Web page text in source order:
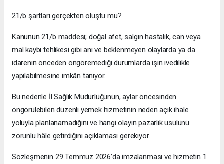
21/b şartları gerçekten oluştu mu?
Kanunun 21/b maddesi; doğal afet, salgın hastalık, can veya
mal kaybı tehlikesi gibi ani ve beklenmeyen olaylarda ya da
idarenin önceden öngöremediği durumlarda işin ivedilikle
yapılabilmesine imkân tanıyor.
Bu nedenle İl Sağlık Müdürlüğünün, aylar öncesinden
öngörülebilen düzenli yemek hizmetinin neden açık ihale
yoluyla planlanamadığını ve hangi olayın pazarlık usulünü
zorunlu hâle getirdiğini açıklaması gerekiyor.
Sözleşmenin 29 Temmuz 2026’da imzalanması ve hizmetin 1